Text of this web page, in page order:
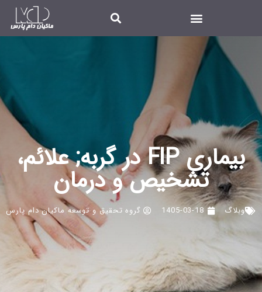
بیماری FIP در گربه; علائم،
تشخیص و درمان
وبلاگ 1405-03-18 گروه تحقیق و توسعه ماکیان دام پارس